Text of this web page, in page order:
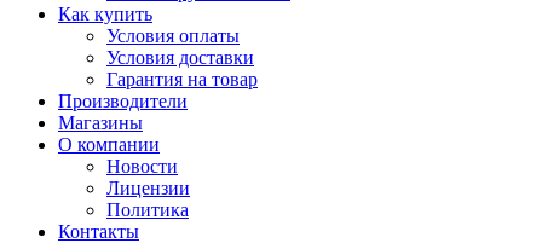
Как купить
Условия оплаты
Условия доставки
Гарантия на товар
Производители
Магазины
О компании
Новости
Лицензии
Политика
Контакты